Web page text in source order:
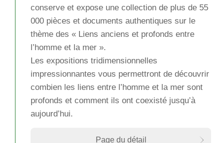
conserve et expose une collection de plus de 55
000 pièces et documents authentiques sur le
thème des « Liens anciens et profonds entre
l’homme et la mer ».
Les expositions tridimensionnelles
impressionnantes vous permettront de découvrir
combien les liens entre l’homme et la mer sont
profonds et comment ils ont coexisté jusqu’à
aujourd’hui.
Page du détail